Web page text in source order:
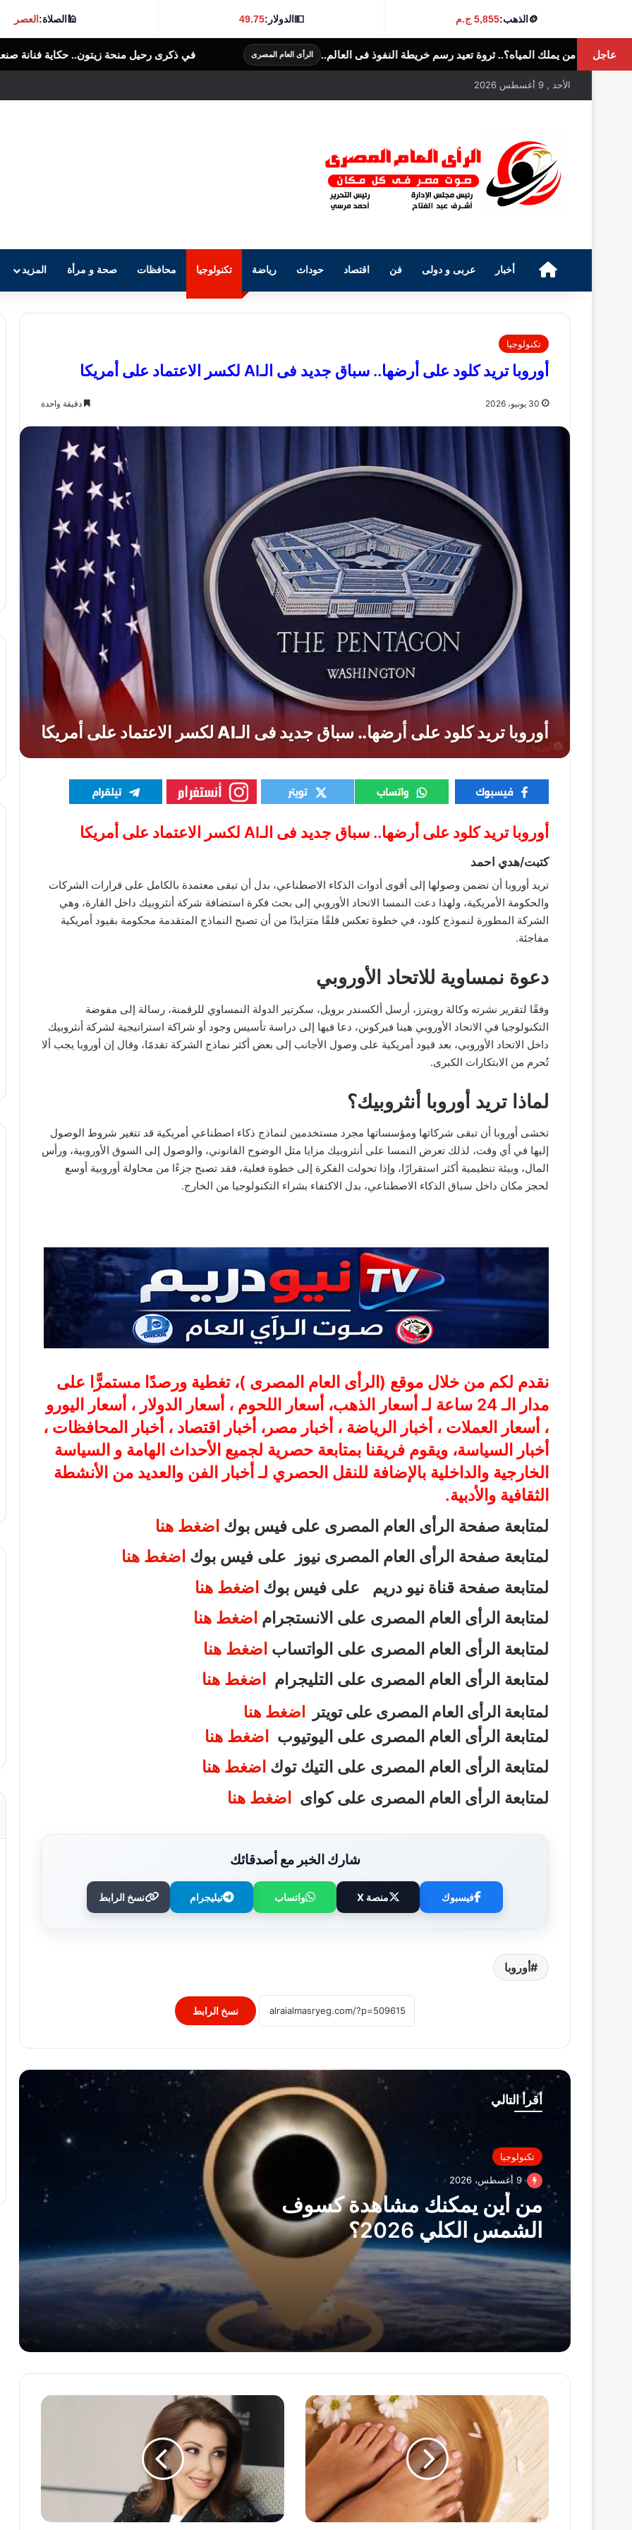
🪙الذهب:5,855 ج.م 💵الدولار:49.75
🕌الصلاة:العصر
عاجل
ثروة تعيد رسم خريطة النفوذ فى العالم.. الرأى العام المصرى في ذكرى رحيل منحة زيتون.. حكاية فنانة صنعت بصمتها بخفة الظل
الأحد , 9 أغسطس 2026
الرئيسيةأخبار عربى و دولى فن اقتصاد حوداث رياضة تكنولوجيا محافظات صحة و مرأة المزيد
تكنولوجيا
أوروبا تريد كلود على أرضها.. سباق جديد فى الـAI لكسر الاعتماد على أمريكا
30 يونيو، 2026 دقيقة واحدة
أوروبا
أوروبا تريد كلود على أرضها.. سباق جديد فى الـAI لكسر الاعتماد على أمريكا
كتبت/هدي احمد
تريد أوروبا أن تضمن وصولها إلى أقوى أدوات الذكاء الاصطناعي، بدل أن تبقى معتمدة بالكامل على قرارات الشركات
والحكومة الأمريكية، ولهذا دعت النمسا الاتحاد الأوروبي إلى بحث فكرة استضافة شركة أنثروبيك داخل القارة، وهي
الشركة المطورة لنموذج كلود، في خطوة تعكس قلقًا متزايدًا من أن تصبح النماذج المتقدمة محكومة بقيود أمريكية
مفاجئة.
دعوة نمساوية للاتحاد الأوروبي
وفقًا لتقرير نشرته وكالة رويترز، أرسل ألكسندر برويل، سكرتير الدولة النمساوي للرقمنة، رسالة إلى مفوضة
التكنولوجيا في الاتحاد الأوروبي هينا فيركونن، دعا فيها إلى دراسة تأسيس وجود أو شراكة استراتيجية لشركة أنثروبيك
داخل الاتحاد الأوروبي، بعد قيود أمريكية على وصول الأجانب إلى بعض أكثر نماذج الشركة تقدمًا، وقال إن أوروبا يجب ألا
تُحرم من الابتكارات الكبرى.
لماذا تريد أوروبا أنثروبيك؟
تخشى أوروبا أن تبقى شركاتها ومؤسساتها مجرد مستخدمين لنماذج ذكاء اصطناعي أمريكية قد تتغير شروط الوصول
إليها في أي وقت، لذلك تعرض النمسا على أنثروبيك مزايا مثل الوضوح القانوني، والوصول إلى السوق الأوروبية، ورأس
المال، وبيئة تنظيمية أكثر استقرارًا، وإذا تحولت الفكرة إلى خطوة فعلية، فقد تصبح جزءًا من محاولة أوروبية أوسع
لحجز مكان داخل سباق الذكاء الاصطناعي، بدل الاكتفاء بشراء التكنولوجيا من الخارج.
نقدم لكم من خلال موقع ( الرأى العام المصرى )، تغطية ورصدًا مستمرًّا على
مدار الـ 24 ساعة لـ أسعار الذهب، أسعار اللحوم ، أسعار الدولار ، أسعار اليورو
، أسعار العملات ، أخبار الرياضة ، أخبار مصر، أخبار اقتصاد ، أخبار المحافظات ،
أخبار السياسة، ويقوم فريقنا بمتابعة حصرية لجميع الأحداث الهامة و السياسة
الخارجية والداخلية بالإضافة للنقل الحصري لـ أخبار الفن والعديد من الأنشطة
الثقافية والأدبية.
لمتابعة صفحة الرأى العام المصرى على فيس بوك اضغط هنا
لمتابعة صفحة الرأى العام المصرى نيوز على فيس بوك اضغط هنا
لمتابعة صفحة قناة نيو دريم على فيس بوك اضغط هنا
لمتابعة الرأى العام المصرى على الانستجرام اضغط هنا
لمتابعة الرأى العام المصرى على الواتساب اضغط هنا
لمتابعة الرأى العام المصرى على التليجرام
اضغط هنا
لمتابعة الرأى العام المصرى على تويتر اضغط هنا
لمتابعة الرأى العام المصرى على اليوتيوب اضغط هنا
لمتابعة الرأى العام المصرى على التيك توك اضغط هنا
لمتابعة الرأى العام المصرى على كواى اضغط هنا
شارك الخبر مع أصدقائك
فيسبوك منصة X واتساب تيليجرام نسخ الرابط
أوروبا
نسخ الرابط
أقرأ التالي
تكنولوجيا
9 أغسطس، 2026
من أين يمكنك مشاهدة كسوف
الشمس الكلي 2026؟
من أين يمكنك مشاهدة كسوف الشمس
الاصطدام
شركة أمريكية تبتكر روبوتا برأس ماعز
مزود بمنشار كهربائى لتنفيذ المهام الخطرة
زوكس تحصل على أول موافقة اتحادية
لتشغيل سيارات أجرة روبوتية مدفوعة
فلكية نادرة تحجب 90% من قرصها فى هذا
الموعد
دراسة تكشف 5 ثغرات أمنية خطيرة تهدد
ميتا وتيك توك وجوجل متهمون بالتسبب فى
وول ستريت جورنال: إنفيديا تبحث دعم أوبن
إيه آى بـ250 مليار دولار
الصين تكثف جهودها لمكافحة الجرائم
المرتكبة باستخدام الذكاء الاصطناعى
طريقة
عمل
الباديكير
بـ5
خطوات
بسيطة..
للحصول
على
قدمين
ماجدة
بالأردن
23
يوليو
المقبل